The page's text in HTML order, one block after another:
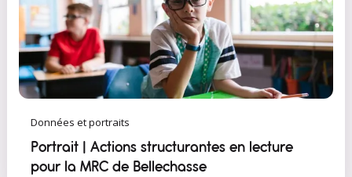
Données et portraits
Portrait | Actions structurantes en lecture
pour la MRC de Bellechasse